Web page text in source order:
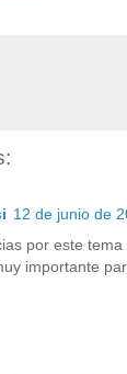
12 de junio de
por este tema
importante